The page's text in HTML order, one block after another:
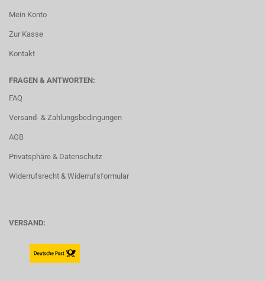
Mein Konto
Zur Kasse
Kontakt
FRAGEN & ANTWORTEN:
FAQ
Versand- & Zahlungsbedingungen
AGB
Privatsphäre & Datenschutz
Widerrufsrecht & Widerrufsformular
VERSAND: